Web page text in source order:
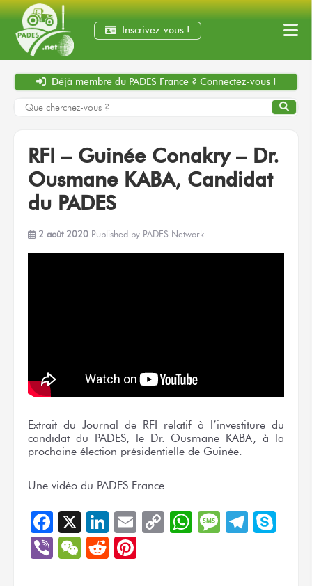
Inscrivez-vous !
Déjà membre du PADES France ? Connectez-vous !
RFI – Guinée Conakry – Dr.
Ousmane KABA, Candidat
du PADES
2 août 2020 Published by PADES Network
Extrait du Journal de RFI relatif à l’investiture du
candidat du PADES, le Dr. Ousmane KABA, à la
prochaine élection présidentielle de Guinée.
Une vidéo du PADES France
Facebook
X LinkedIn
EmailCopyWhatsApp
Message
ViberWeChat
Reddit